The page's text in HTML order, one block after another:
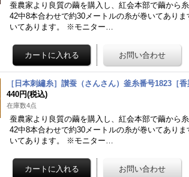
蚕農家より良質の繭を購入し、紅会本部で繭から
42中8本合わせで約30メートルの糸が巻いてあり
いてあります。 ※モニター…
［日本刺繡糸］讃蚕（さんさん）釜糸番号1823［
440円(税込)
在庫数4点
蚕農家より良質の繭を購入し、紅会本部で繭から
42中8本合わせで約30メートルの糸が巻いてあり
いてあります。 ※モニター…